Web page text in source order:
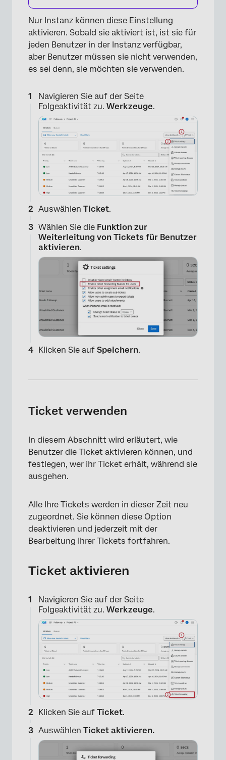
Nur Instanz können diese Einstellung
aktivieren. Sobald sie aktiviert ist, ist sie für
jeden Benutzer in der Instanz verfügbar,
aber Benutzer müssen sie nicht verwenden,
es sei denn, sie möchten sie verwenden.
Navigieren Sie auf der Seite
Folgeaktivität zu. Werkzeuge.
Auswählen Ticket.
Wählen Sie die Funktion zur
Weiterleitung von Tickets für Benutzer
aktivieren.
×
Klicken Sie auf Speichern.
Ticket verwenden
In diesem Abschnitt wird erläutert, wie
Benutzer die Ticket aktivieren können, und
festlegen, wer ihr Ticket erhält, während sie
ausgehen.
Alle Ihre Tickets werden in dieser Zeit neu
zugeordnet. Sie können diese Option
deaktivieren und jederzeit mit der
Bearbeitung Ihrer Tickets fortfahren.
Ticket aktivieren
Navigieren Sie auf der Seite
Folgeaktivität zu. Werkzeuge.
Klicken Sie auf Ticket.
Auswählen Ticket aktivieren.